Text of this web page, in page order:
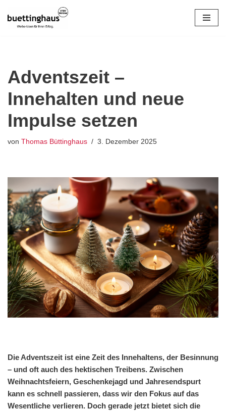
Zum
Adventszeit –
Innehalten und neue
Impulse setzen
von Thomas Büttinghaus 3. Dezember 2025
Die Adventszeit ist eine Zeit des Innehaltens, der Besinnung
– und oft auch des hektischen Treibens. Zwischen
Weihnachtsfeiern, Geschenkejagd und Jahresendspurt
kann es schnell passieren, dass wir den Fokus auf das
Wesentliche verlieren. Doch gerade jetzt bietet sich die